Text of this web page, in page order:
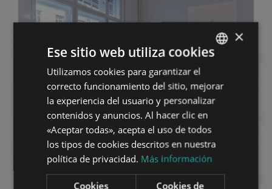
FALK MIKSA UTCA
La renta:659.000 HUF
Distrito 5 • 3 dormitorios • 150 m2
Disponible
2026-09-
AÑADIR A LA LISTA
ENGLISH
HUNGARIAN
FRENCH
SPANISH
×
Ese sitio web utiliza cookies
Utilizamos cookies para garantizar el
correcto funcionamiento del sitio, mejorar
la experiencia del usuario y personalizar
contenidos y anuncios. Al hacer clic en
«Aceptar todas», acepta el uso de todos
los tipos de cookies descritos en nuestra
política de privacidad. Más información
Cookies Cookies de